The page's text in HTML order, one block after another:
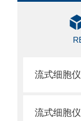
流式细胞